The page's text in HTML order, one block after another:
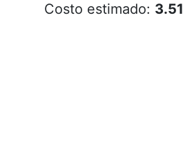
Costo estimado: 3.51